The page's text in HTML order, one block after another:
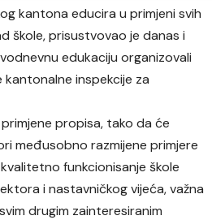
kantona educira u primjeni svih
škole, prisustvovao je danas i
edukaciju organizovali
inspekcije za
propisa, tako da će
međusobno razmijene primjere
funkcionisanje škole
i nastavničkog vijeća, važna
drugim zainteresiranim